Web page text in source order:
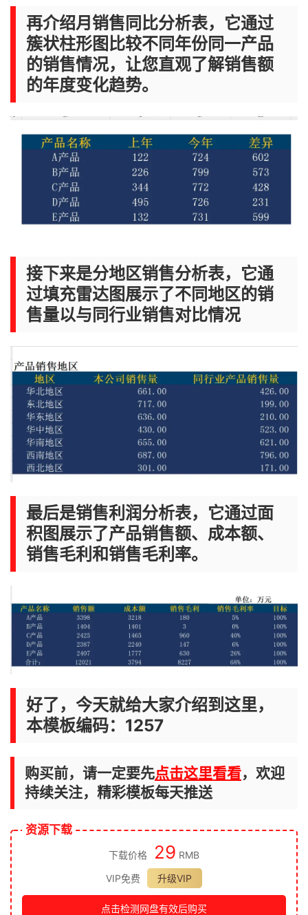
再介绍月销售同比分析表，它通过
簇状柱形图比较不同年份同一产品
的销售情况，让您直观了解销售额
的年度变化趋势。
接下来是分地区销售分析表，它通
过填充雷达图展示了不同地区的销
售量以与同行业销售对比情况
最后是销售利润分析表，它通过面
积图展示了产品销售额、成本额、
销售毛利和销售毛利率。
好了，今天就给大家介绍到这里，
本模板编码：1257
购买前，请一定要先点击这里看看，欢迎
持续关注，精彩模板每天推送
资源下载
下载价格 29 RMB
VIP免费
升级VIP
点击检测网盘有效后购买